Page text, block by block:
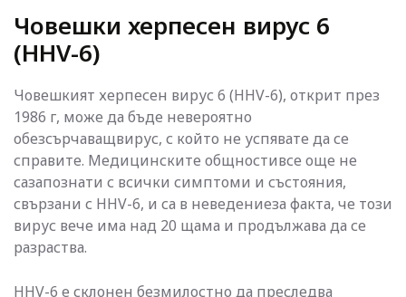
Човешки херпесен вирус 6
(HHV-6)
Човешкият херпесен вирус 6 (HHV-6), открит през
1986 г, може да бъде невероятно
обезсърчаващвирус, с който не успявате да се
справите. Медицинските общностивсе още не
сазапознати с всички симптоми и състояния,
свързани с HHV-6, и са в неведениеза факта, че този
вирус вече има над 20 щама и продължава да се
разраства.
HHV-6 е склонен безмилостно да преследва